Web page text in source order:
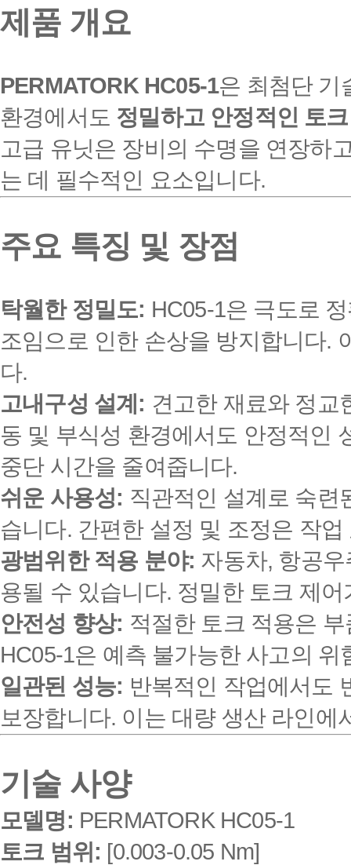
제품 개요
PERMATORK HC05-1은 최첨단 기
환경에서도 정밀하고 안정적인 토
고급 유닛은 장비의 수명을 연장하
는 데 필수적인 요소입니다.
주요 특징 및 장점
탁월한 정밀도: HC05-1은 극도로
조임으로 인한 손상을 방지합니다.
다.
고내구성 설계: 견고한 재료와 정교
동 및 부식성 환경에서도 안정적인
중단 시간을 줄여줍니다.
쉬운 사용성: 직관적인 설계로 숙련
습니다. 간편한 설정 및 조정은 작
광범위한 적용 분야: 자동차, 항공
용될 수 있습니다. 정밀한 토크 제
안전성 향상: 적절한 토크 적용은
HC05-1은 예측 불가능한 사고의
일관된 성능: 반복적인 작업에서도
보장합니다. 이는 대량 생산 라인에
기술 사양
모델명: PERMATORK HC05-1
토크 범위: [0.003-0.05 Nm]